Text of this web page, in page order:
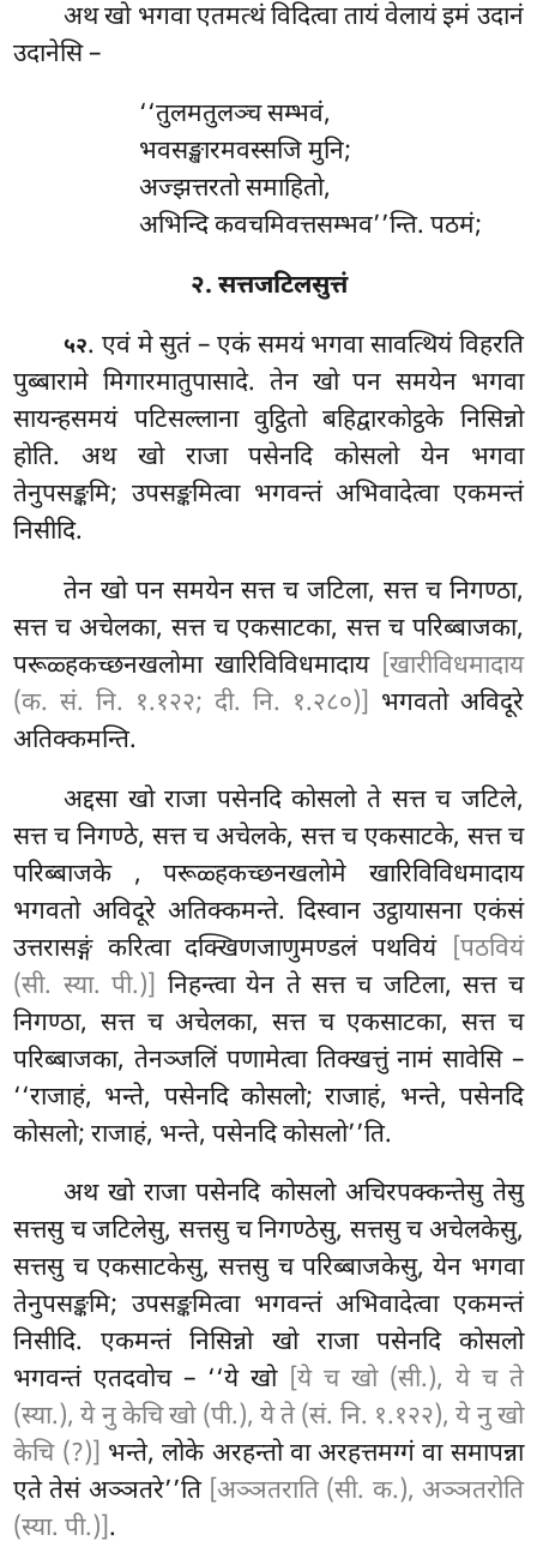
अथखो भगवा एतमत्थं विदित्वा तायं वेलायं इमं उदानं
उदानेसि –
‘‘तुलमतुलञ्च सम्भवं,
भवसङ्खारमवस्सजि मुनि;
अज्झत्तरतो समाहितो,
अभिन्दि कवचमिवत्तसम्भव’’न्ति. पठमं;
२. सत्तजटिलसुत्तं
५२. एवं मे सुतं – एकं समयं भगवा सावत्थियं विहरति
पुब्बारामे मिगारमातुपासादे. तेन खो पन समयेन भगवा
सायन्हसमयं पटिसल्लाना वुट्ठितो बहिद्वारकोट्ठके निसिन्नो
होति. अथ खो राजा पसेनदि कोसलो येन भगवा
तेनुपसङ्कमि; उपसङ्कमित्वा भगवन्तं अभिवादेत्वा एकमन्तं
निसीदि.
तेन खो पन समयेन सत्त च जटिला, सत्त च निगण्ठा,
सत्त च अचेलका, सत्त च एकसाटका, सत्त च परिब्बाजका,
परूळ्हकच्छनखलोमा खारिविविधमादाय [खारीविधमादाय
(क. सं. नि. १.१२२; दी. नि. १.२८०)] भगवतो अविदूरे
अतिक्कमन्ति.
अद्दसा खो राजा पसेनदि कोसलो ते सत्त च जटिले,
सत्त च निगण्ठे, सत्त च अचेलके, सत्त च एकसाटके, सत्त च
परिब्बाजके , परूळ्हकच्छनखलोमे खारिविविधमादाय
भगवतो अविदूरे अतिक्कमन्ते. दिस्वान उट्ठायासना एकंसं
उत्तरासङ्गं करित्वा दक्खिणजाणुमण्डलं पथवियं
[पठवियं
(सी. स्या. पी.)]
निहन्त्वा येन ते सत्त च जटिला, सत्त च
निगण्ठा, सत्त च अचेलका, सत्त च एकसाटका, सत्त च
परिब्बाजका, तेनञ्जलिं पणामेत्वा तिक्खत्तुं नामं सावेसि –
‘‘राजाहं, भन्ते, पसेनदि कोसलो; राजाहं, भन्ते, पसेनदि
कोसलो; राजाहं, भन्ते, पसेनदि कोसलो’’ति.
अथ खो राजा पसेनदि कोसलो अचिरपक्कन्तेसु तेसु
सत्तसु च जटिलेसु, सत्तसु च निगण्ठेसु, सत्तसु च अचेलकेसु,
सत्तसु च एकसाटकेसु, सत्तसु च परिब्बाजकेसु, येन भगवा
तेनुपसङ्कमि; उपसङ्कमित्वा भगवन्तं अभिवादेत्वा एकमन्तं
निसीदि. एकमन्तं निसिन्नो खो राजा पसेनदि कोसलो
भगवन्तं एतदवोच – ‘‘ये खो [ये च खो (सी.), ये च ते
(स्या.), ये नु केचि खो (पी.), ये ते (सं. नि. १.१२२), ये नु खो
केचि (?)] भन्ते, लोके अरहन्तो वा अरहत्तमग्गं वा समापन्ना
एते तेसं अञ्ञतरे’’ति [अञ्ञतराति (सी. क.), अञ्ञतरोति
(स्या. पी.)].